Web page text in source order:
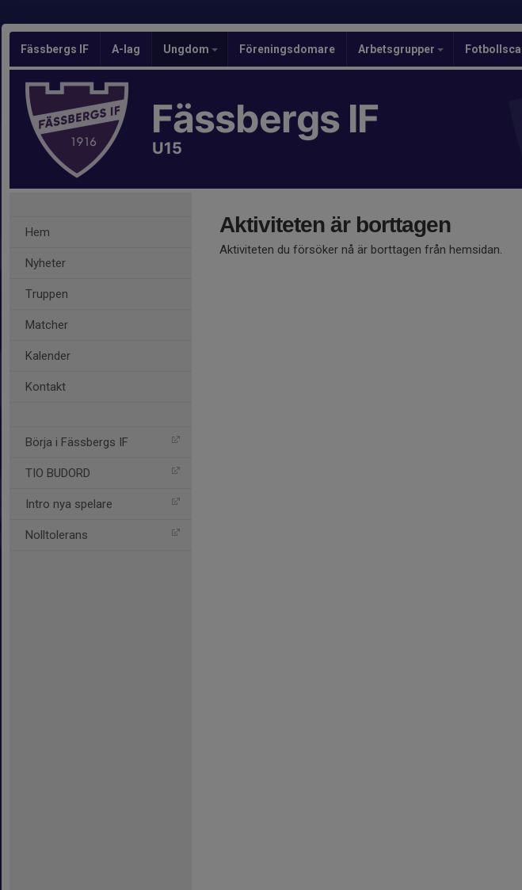
Fässbergs IF A-lag Ungdom Föreningsdomare Arbetsgrupper
Fässbergs IF
U15
Hem
Nyheter
Truppen
Matcher
Kalender
Kontakt
Börja i Fässbergs IF
TIO BUDORD
Intro nya spelare
Nolltolerans
Aktiviteten är borttagen
Aktiviteten du försöker nå är borttagen från hemsidan.